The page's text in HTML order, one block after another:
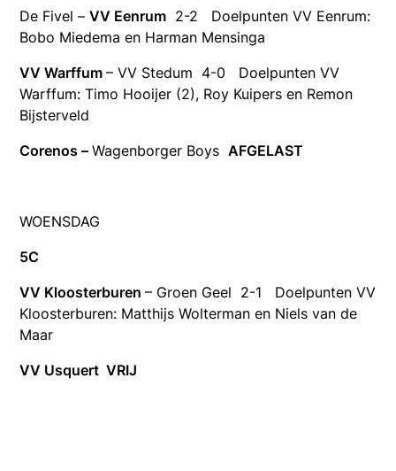
De Fivel –VV Eenrum 2-2 Doelpunten VV Eenrum:
Bobo Miedema en Harman Mensinga
VV Warffum– VV Stedum 4-0 Doelpunten VV
Warffum: Timo Hooijer (2), Roy Kuipers en Remon
Bijsterveld
Corenos –Wagenborger BoysAFGELAST
WOENSDAG
5C
VV Kloosterburen– Groen Geel 2-1 Doelpunten VV
Kloosterburen: Matthijs Wolterman en Niels van de
Maar
VV Usquert VRIJ